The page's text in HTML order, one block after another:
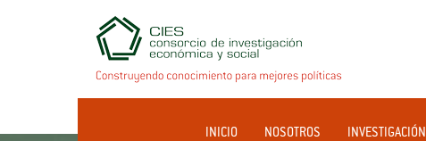
INICIO NOSOTROS INVESTIGACIÓN